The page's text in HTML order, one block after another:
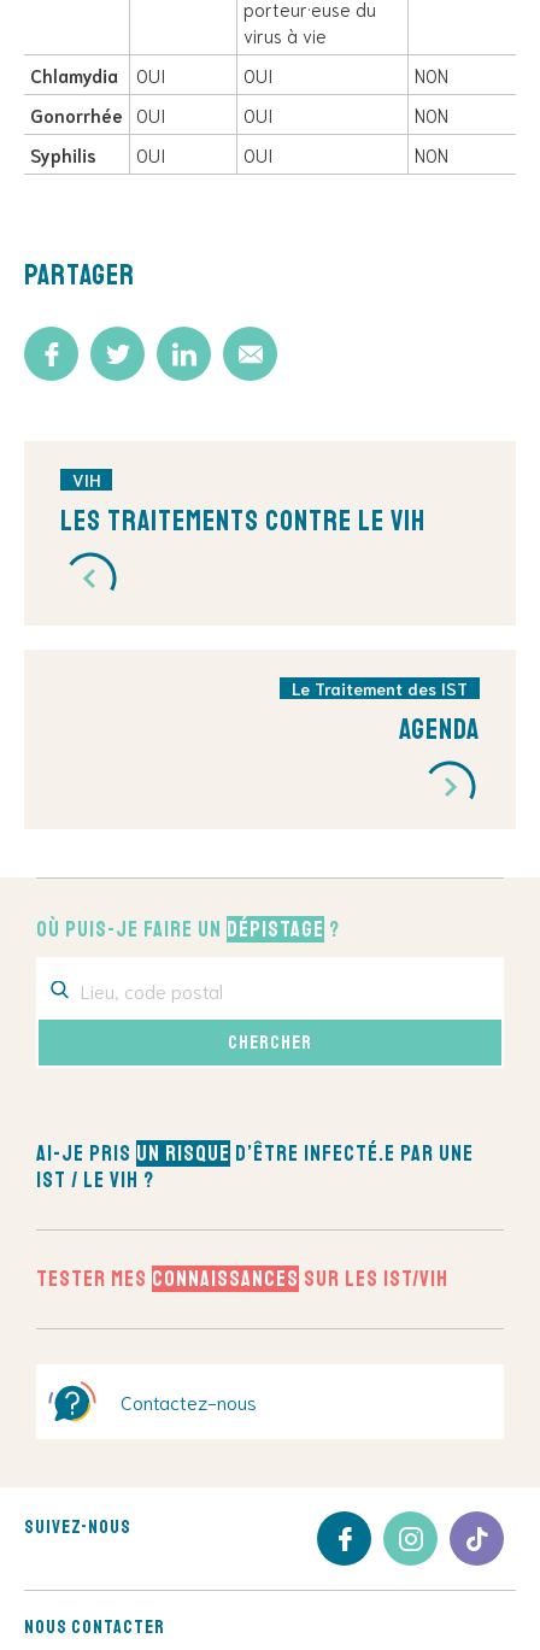
Où puis-je faire un dépistage ?
Ai-je pris un risque d’être infecté.e par une
IST / le VIH ?
Tester mes connaissances sur les IST/VIH
Contactez-nous
porteur·euse du
virus à vie
Chlamydia
OUI OUI
NON
Gonorrhée
OUI OUI
NON
Syphilis
OUI OUI NON
Partager
VIH
Les traitements contre le VIH
Le Traitement des IST
Agenda
Suivez-nous
Nous contacter